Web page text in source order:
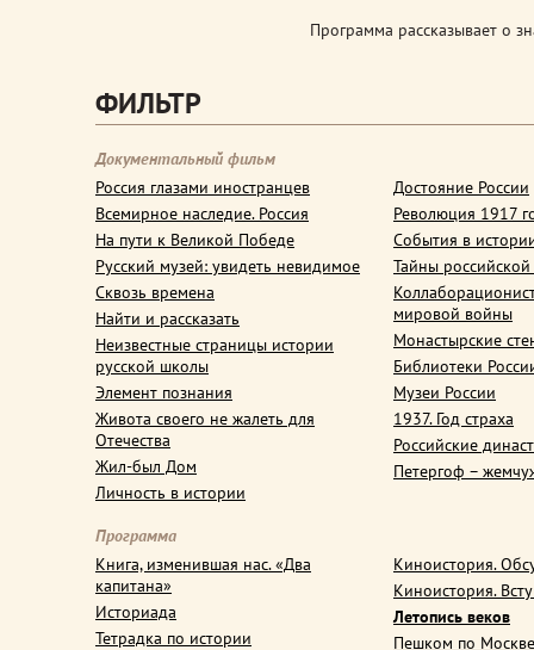
Программа рассказывает о
ФИЛЬТР
Документальный фильм
Россия глазами иностранцев
Всемирное наследие. Россия
На пути к Великой Победе
Русский музей: увидеть невидимое
Сквозь времена
Найти и рассказать
Неизвестные страницы истории
русской школы
Элемент познания
Живота своего не жалеть для
Отечества
Жил-был Дом
Личность в истории
Достояние России
Революция 1917
События в
Тайны
мировой войны
Монастырские
Библиотеки
Музеи России
1937. Год страха
Российские
Петергоф –
Программа
Книга, изменившая нас. «Два
капитана»
Историада
Тетрадка по истории
Киноистория.
Киноистория.
Летопись веков
Пешком по Москве